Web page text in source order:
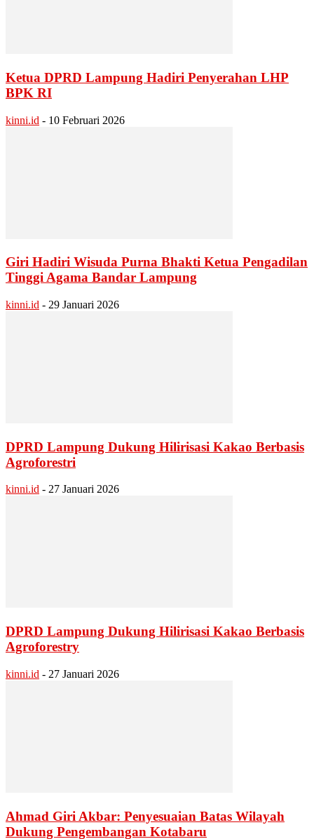
Ketua DPRD Lampung Hadiri Penyerahan LHP
BPK RI
kinni.id - 10 Februari 2026
Giri Hadiri Wisuda Purna Bhakti Ketua Pengadilan
Tinggi Agama Bandar Lampung
kinni.id - 29 Januari 2026
DPRD Lampung Dukung Hilirisasi Kakao Berbasis
Agroforestri
kinni.id - 27 Januari 2026
DPRD Lampung Dukung Hilirisasi Kakao Berbasis
Agroforestry
kinni.id - 27 Januari 2026
Ahmad Giri Akbar: Penyesuaian Batas Wilayah
Dukung Pengembangan Kotabaru